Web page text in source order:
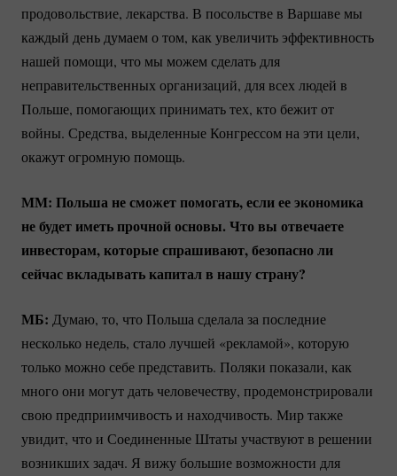
продовольствие, лекарства. В посольстве в Варшаве мы
каждый день думаем о том, как увеличить эффективность
нашей помощи, что мы можем сделать для
неправительственных организаций, для всех людей в
Польше, помогающих принимать тех, кто бежит от
войны. Средства, выделенные Конгрессом на эти цели,
окажут огромную помощь.
ММ: Польша не сможет помогать, если ее экономика
не будет иметь прочной основы. Что вы отвечаете
инвесторам, которые спрашивают, безопасно ли
сейчас вкладывать капитал в нашу страну?
МБ: Думаю, то, что Польша сделала за последние
несколько недель, стало лучшей «рекламой», которую
только можно себе представить. Поляки показали, как
много они могут дать человечеству, продемонстрировали
свою предприимчивость и находчивость. Мир также
увидит, что и Соединенные Штаты участвуют в решении
возникших задач. Я вижу большие возможности для